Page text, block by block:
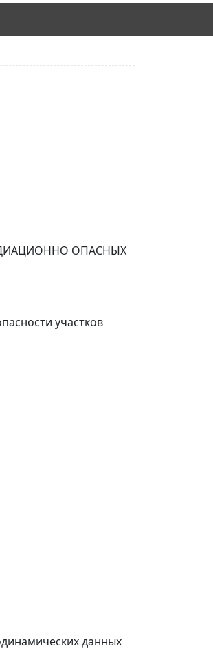
ОПАСНЫХ
участков
данных